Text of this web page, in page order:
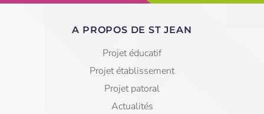
A PROPOS DE ST JEAN
Projet éducatif
Projet établissement
Projet patoral
Actualités